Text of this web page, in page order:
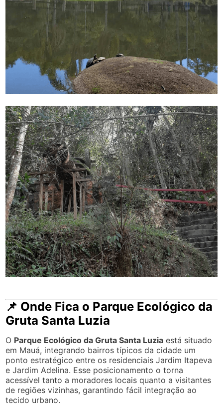
📌 Onde Fica o Parque Ecológico da
Gruta Santa Luzia
O Parque Ecológico da Gruta Santa Luzia está situado
em Mauá, integrando bairros típicos da cidade um
ponto estratégico entre os residenciais Jardim Itapeva
e Jardim Adelina. Esse posicionamento o torna
acessível tanto a moradores locais quanto a visitantes
de regiões vizinhas, garantindo fácil integração ao
tecido urbano.